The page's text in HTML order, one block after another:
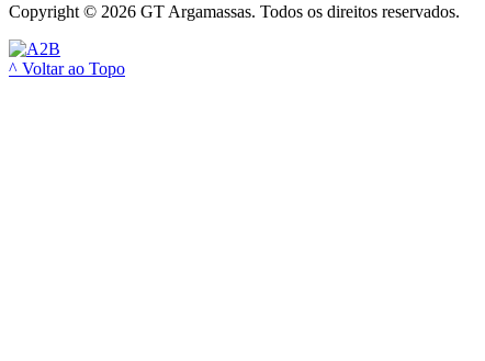
Copyright © 2026 GT Argamassas. Todos os direitos reservados.
^ Voltar ao Topo